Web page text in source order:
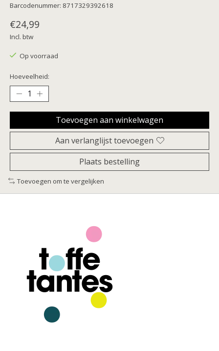
Barcodenummer: 8717329392618
€24,99
Incl. btw
Op voorraad
Hoeveelheid:
Toevoegen aan winkelwagen
Aan verlanglijst toevoegen
Plaats bestelling
Toevoegen om te vergelijken